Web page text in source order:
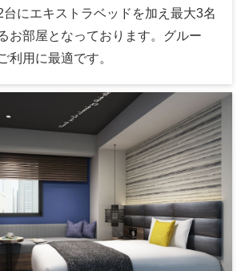
台にエキストラベッドを加え最大3名
お部屋となっております。グルー
利用に最適です。